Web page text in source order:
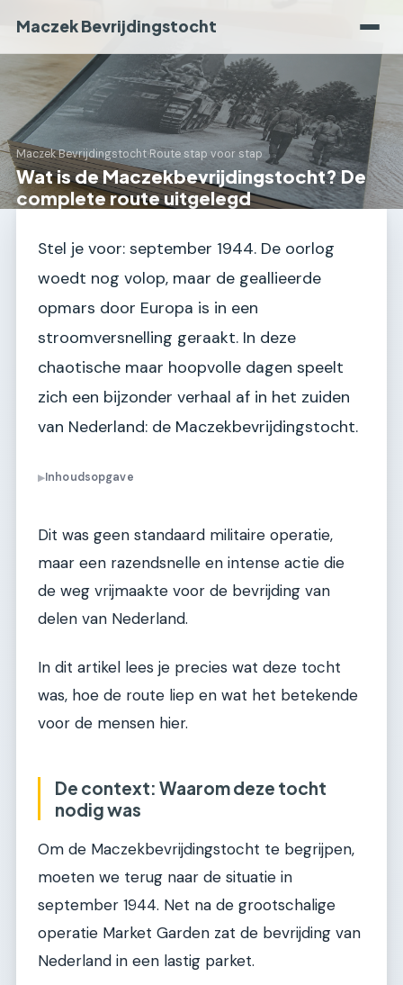
Maczek Bevrijdingstocht
Maczek Bevrijdingstocht›Route stap voor stap
Wat is de Maczekbevrijdingstocht? De
complete route uitgelegd
Stel je voor: september 1944. De oorlog
woedt nog volop, maar de geallieerde
opmars door Europa is in een
stroomversnelling geraakt. In deze
chaotische maar hoopvolle dagen speelt
zich een bijzonder verhaal af in het zuiden
van Nederland: de Maczekbevrijdingstocht.
▶Inhoudsopgave
Dit was geen standaard militaire operatie,
maar een razendsnelle en intense actie die
de weg vrijmaakte voor de bevrijding van
delen van Nederland.
In dit artikel lees je precies wat deze tocht
was, hoe de route liep en wat het betekende
voor de mensen hier.
De context: Waarom deze tocht
nodig was
Om de Maczekbevrijdingstocht te begrijpen,
moeten we terug naar de situatie in
september 1944. Net na de grootschalige
operatie Market Garden zat de bevrijding van
Nederland in een lastig parket.